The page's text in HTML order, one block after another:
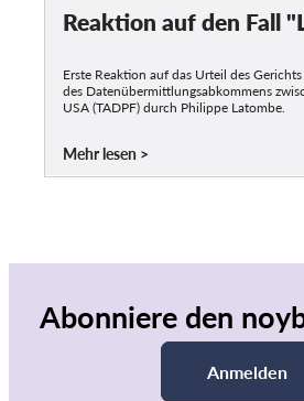
Reaktion auf den Fall
Erste Reaktion auf das Urteil des
des Datenübermittlungsabkommens
USA (TADPF) durch Philippe Latombe.
Mehr lesen
Abonniere den
Anmelden